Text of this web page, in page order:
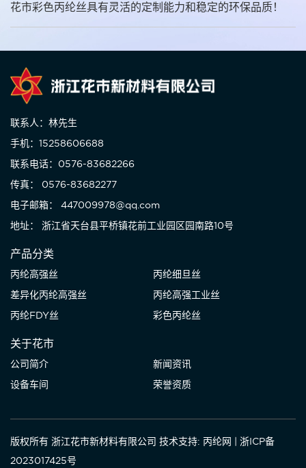
花市彩色丙纶丝具有灵活的定制能力和稳定的环保品质！
联系人：林先生
手机：15258606688
联系电话：0576-83682266
传真： 0576-83682277
电子邮箱： 447009978@qq.com
地址： 浙江省天台县平桥镇花前工业园区园南路10号
产品分类
丙纶高强丝
丙纶细旦丝
差异化丙纶高强丝
丙纶高强工业丝
丙纶FDY丝
彩色丙纶丝
关于花市
公司简介
新闻资讯
设备车间
荣誉资质
版权所有 浙江花市新材料有限公司 技术支持: 丙纶网
浙ICP备
2023017425号